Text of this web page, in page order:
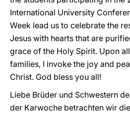
International University
Week lead us to celebrate the
Jesus with hearts that are
grace of the Holy Spirit. Upon
families, I invoke the joy and
Christ. God bless you all!
Liebe Brüder und Schwestern
der Karwoche betrachten wir